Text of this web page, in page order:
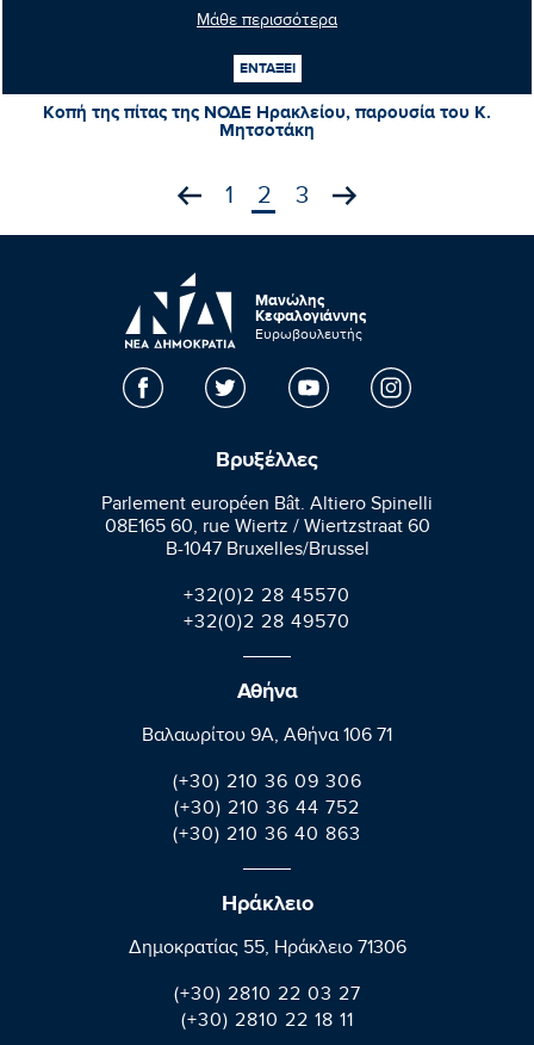
Μάθε περισσότερα
ΕΝΤΑΞΕΙ
18-01-2019
Κοπή της πίτας της ΝΟΔΕ Ηρακλείου, παρουσία του Κ.
Μητσοτάκη
1 2 3
Μανώλης
Κεφαλογιάννης
Ευρωβουλευτής
Βρυξέλλες
Parlement européen Bât. Altiero Spinelli
08E165 60, rue Wiertz / Wiertzstraat 60
B-1047 Bruxelles/Brussel
+32(0)2 28 45570
+32(0)2 28 49570
Αθήνα
Βαλαωρίτου 9A, Aθήνα 106 71
(+30) 210 36 09 306
(+30) 210 36 44 752
(+30) 210 36 40 863
Ηράκλειο
Δημοκρατίας 55, Ηράκλειο 71306
(+30) 2810 22 03 27
(+30) 2810 22 18 11